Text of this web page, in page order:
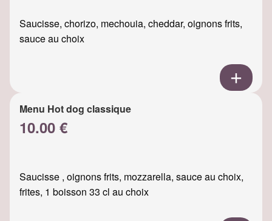
Saucisse, chorizo, mechouia, cheddar, oignons frits,
sauce au choix
Menu Hot dog classique
10.00 €
Saucisse , oignons frits, mozzarella, sauce au choix,
frites, 1 boisson 33 cl au choix